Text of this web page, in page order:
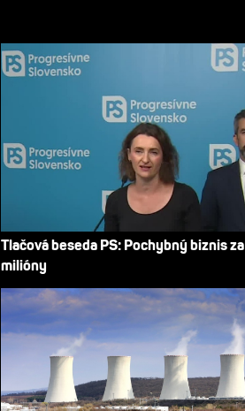
Tlačová beseda PS: Pochybný biznis za
milióny